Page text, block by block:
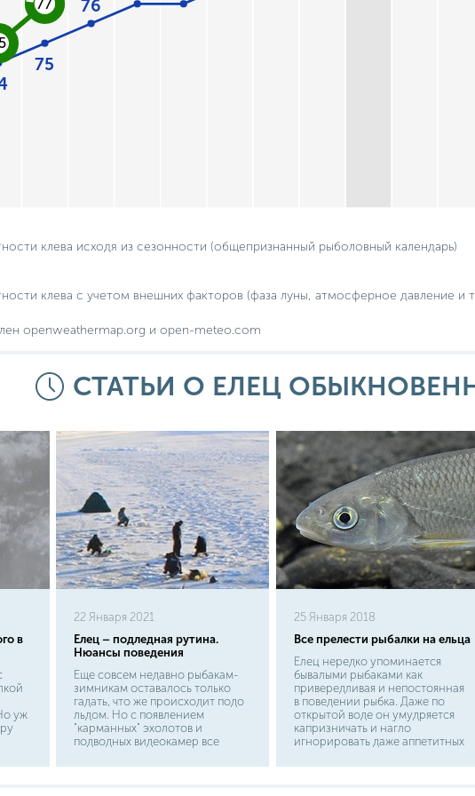
75
76
77
клева исходя из сезонности (общепризнанный рыболовный календарь)
клева с учетом внешних факторов (фаза луны, атмосферное давление и
openweathermap.org и open-meteo.com
СТАТЬИ О ЕЛЕЦ
в
уж
22 Января 2021
Елец – подледная рутина.
Нюансы поведения
Еще совсем недавно рыбакам-
зимникам оставалось только
гадать, что же происходит подо
льдом. Но с появлением
"карманных" эхолотов и
подводных видеокамер все
рыболовной телепередаче не
25 Января 2018
Все прелести рыбалки на ельца
Елец нередко упоминается
бывалыми рыбаками как
привередливая и непостоянная
в поведении рыбка. Даже по
открытой воде он умудряется
капризничать и нагло
игнорировать даже аппетитных
об использовании опарышей